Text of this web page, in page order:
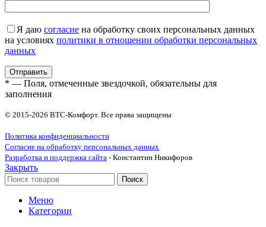
Я даю согласие на обработку своих персональных данных
на условиях политики в отношении обработки персональных
данных
* — Поля, отмеченные звездочкой, обязательны для
заполнения
© 2015-2026 ВТС-Комфорт. Все права защищены
Политика конфиденциальности
Согласие на обработку персональных данных
Разработка и поддержка сайта - Константин Никифоров
Закрыть
Поиск
Меню
Категории